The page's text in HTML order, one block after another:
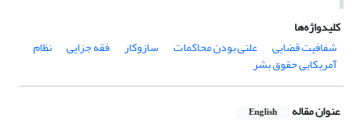
کلیدواژه‌ها
شفافیت قضایی
علنی بودن محاکمات سازوکار فقه جزایی نظام
آمریکایی حقوق بشر
عنوان مقاله English